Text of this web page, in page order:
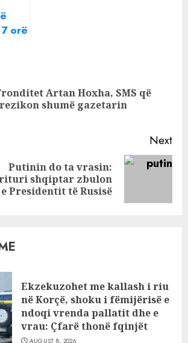
orë
Artan Hoxha, SMS që
shumë gazetarin
Next
Putinin do ta vrasin:
shqiptar zbulon
Presidentit të Rusisë
Ekzekuzohet me kallash i riu
në Korçë, shoku i fëmijërisë e
ndoqi vrenda pallatit dhe e
vrau: Çfarë thonë fqinjët
AUGUST 8, 2026